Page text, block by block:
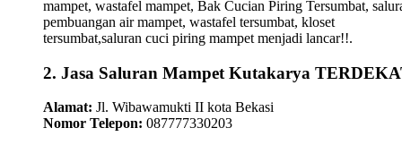
mampet, wastafel mampet, Bak Cucian Piring Tersumbat,
pembuangan air mampet, wastafel tersumbat, kloset
tersumbat,saluran cuci piring mampet menjadi lancar!!.
2. Jasa Saluran Mampet Kutakarya
Alamat: Jl. Wibawamukti II kota Bekasi
Nomor Telepon: 087777330203